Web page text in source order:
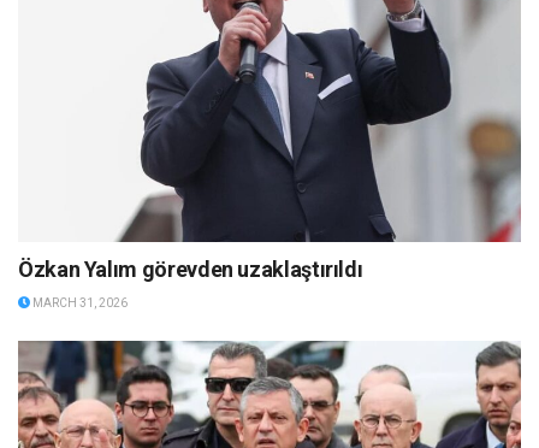
Özkan Yalım görevden uzaklaştırıldı
MARCH 31, 2026